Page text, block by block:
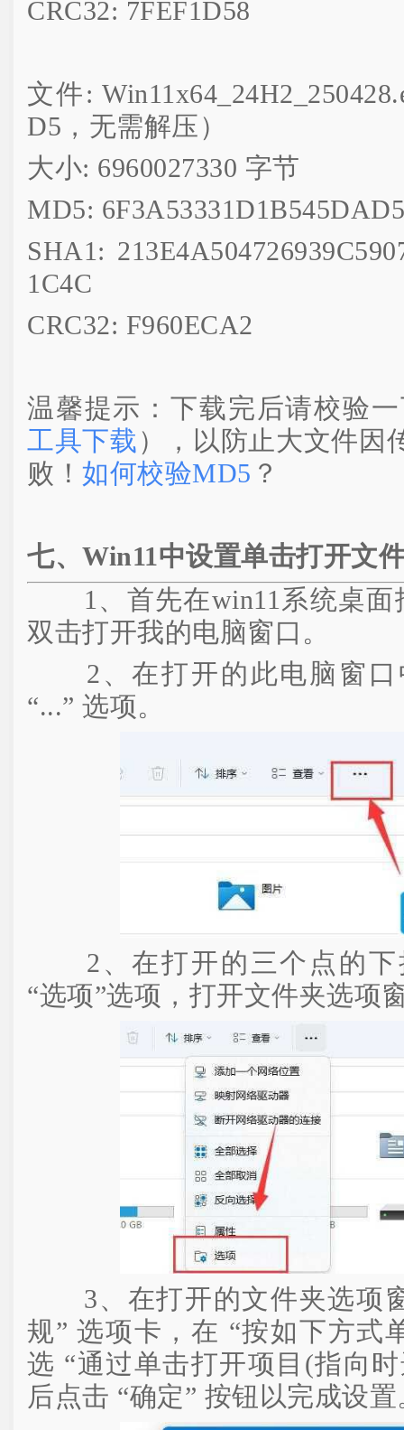
CRC32: 7FEF1D58
文件:
D5，无需解压）
大小: 6960027330 字节
MD5:
SHA1:
1C4C
CRC32: F960ECA2
温馨提示：下载完后请校验
工具下载 ），以防止大文件因
败！ 如何校验MD5 ？
七、Win11中设置单击打开文
1、首先在win11系统桌面
双击打开我的电脑窗口。
2、在打开的此电脑窗口
“...” 选项。
2、在打开的三个点的下
“选项”选项，打开文件夹选项
3、在打开的文件夹选项
规” 选项卡，在 “按如下方式
选 “通过单击打开项目(指向
后点击 “确定” 按钮以完成设置